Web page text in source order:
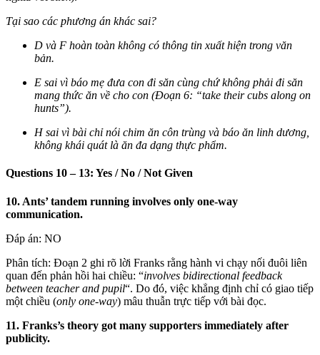
Tại sao các phương án khác sai?
D và F hoàn toàn không có thông tin xuất hiện trong văn
bản.
E sai vì báo mẹ đưa con đi săn cùng chứ không phải đi săn
mang thức ăn về cho con (Đoạn 6: “take their cubs along on
hunts”).
H sai vì bài chỉ nói chim ăn côn trùng và báo ăn linh dương,
không khái quát là ăn đa dạng thực phẩm.
Questions 10 – 13: Yes / No / Not Given
10. Ants’ tandem running involves only one-way
communication.
Đáp án: NO
Phân tích: Đoạn 2 ghi rõ lời Franks rằng hành vi chạy nối đuôi liên
quan đến phản hồi hai chiều: “involves bidirectional feedback
between teacher and pupil“. Do đó, việc khẳng định chỉ có giao tiếp
một chiều (only one-way) mâu thuẫn trực tiếp với bài đọc.
11. Franks’s theory got many supporters immediately after
publicity.